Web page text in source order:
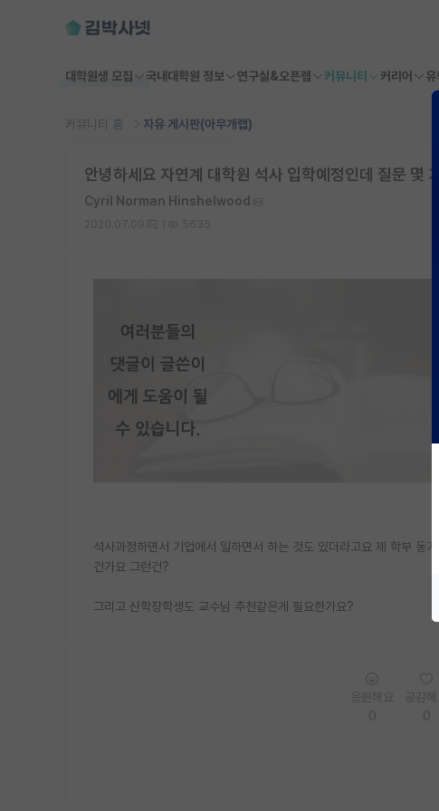
대학원생 모집 국내대학원 정보 연구실&오픈랩 커뮤니티 커리어
커뮤니티 홈 자유 게시판(아무개랩)
안녕하세요 자연계 대학원 석사 입학예정인데 질문 몇 가
Cyril Norman Hinshelwood
석사과정하면서 기업에서 일하면서 하는 것도 있더라고요 제 학부 동
건가요 그런건?
그리고 산학장학생도 교수님 추천같은게 필요한가요?